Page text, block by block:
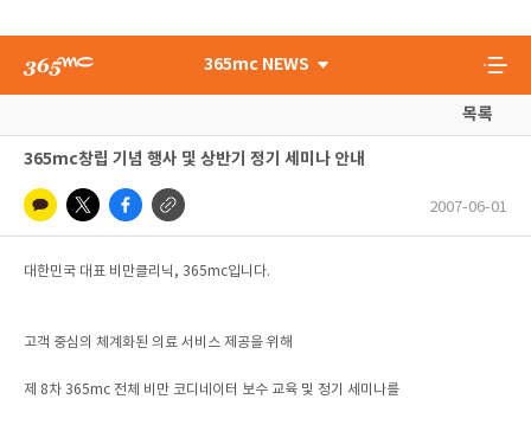
365mc NEWS
목록
365mc창립 기념 행사 및 상반기 정기 세미나 안내
2007-06-01
대한민국 대표 비만클리닉, 365mc입니다.
고객 중심의 체계화된 의료 서비스 제공을 위해
제 8차 365mc 전체 비만 코디네이터 보수 교육 및 정기 세미나를